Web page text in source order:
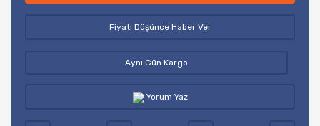
Fiyatı Düşünce Haber Ver
Aynı Gün Kargo
Yorum Yaz